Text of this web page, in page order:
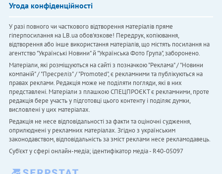
Угода конфіденційності
У разі повного чи часткового відтворення матеріалів пряме
гіперпосилання на LB.ua обов'язкове! Передрук, копіювання,
відтворення або інше використання матеріалів, що містять посилання на
агентство "Українськi Новини" й "Українська Фото Група", заборонено.
Матеріали, які розміщуються на сайті з позначкою "Реклама" / "Новини
компаній" / "Пресреліз" / "Promoted", є рекламними та публікуються на
правах реклами. Редакція може не поділяти погляди, які в них
представлені. Матеріали з плашкою СПЕЦПРОЄКТ є рекламними, проте
редакція бере участь у підготовці цього контенту і поділяє думки,
висловлені у цих матеріалах.
Редакція не несе відповідальності за факти та оціночні судження,
оприлюднені у рекламних матеріалах. Згідно з українським
законодавством, відповідальність за зміст реклами несе рекламодавець.
Cуб'єкт у сфері онлайн-медіа; ідентифікатор медіа - R40-05097